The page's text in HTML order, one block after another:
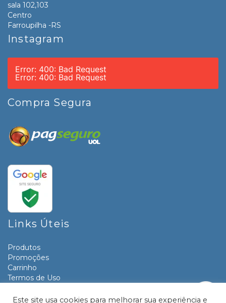
sala 102,103
Centro
Farroupilha -RS
Instagram
Error: 400: Bad Request
Error: 400: Bad Request
Compra Segura
Links Úteis
Produtos
Promoções
Carrinho
Termos de Uso
Contato
Este site usa cookies para melhorar sua experiência e